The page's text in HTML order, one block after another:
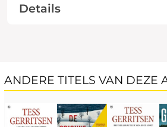
Details
ANDERE TITELS VAN DEZE